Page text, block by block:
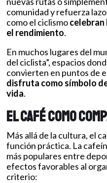
comunidad y refuerza
como el ciclismocelebran
el rendimiento.
En muchos lugares del
del ciclista”, espacios
convierten en puntos de
disfruta como símbolo
vida.
El café como
Más allá de la cultura, el
función práctica. La
más populares entre
efectos favorables al
criterio: